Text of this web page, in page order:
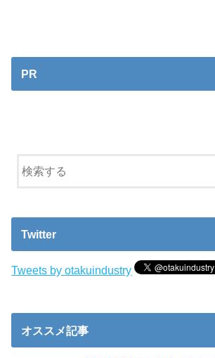
PR
Twitter
Tweets by otakuindustry
オススメ記事